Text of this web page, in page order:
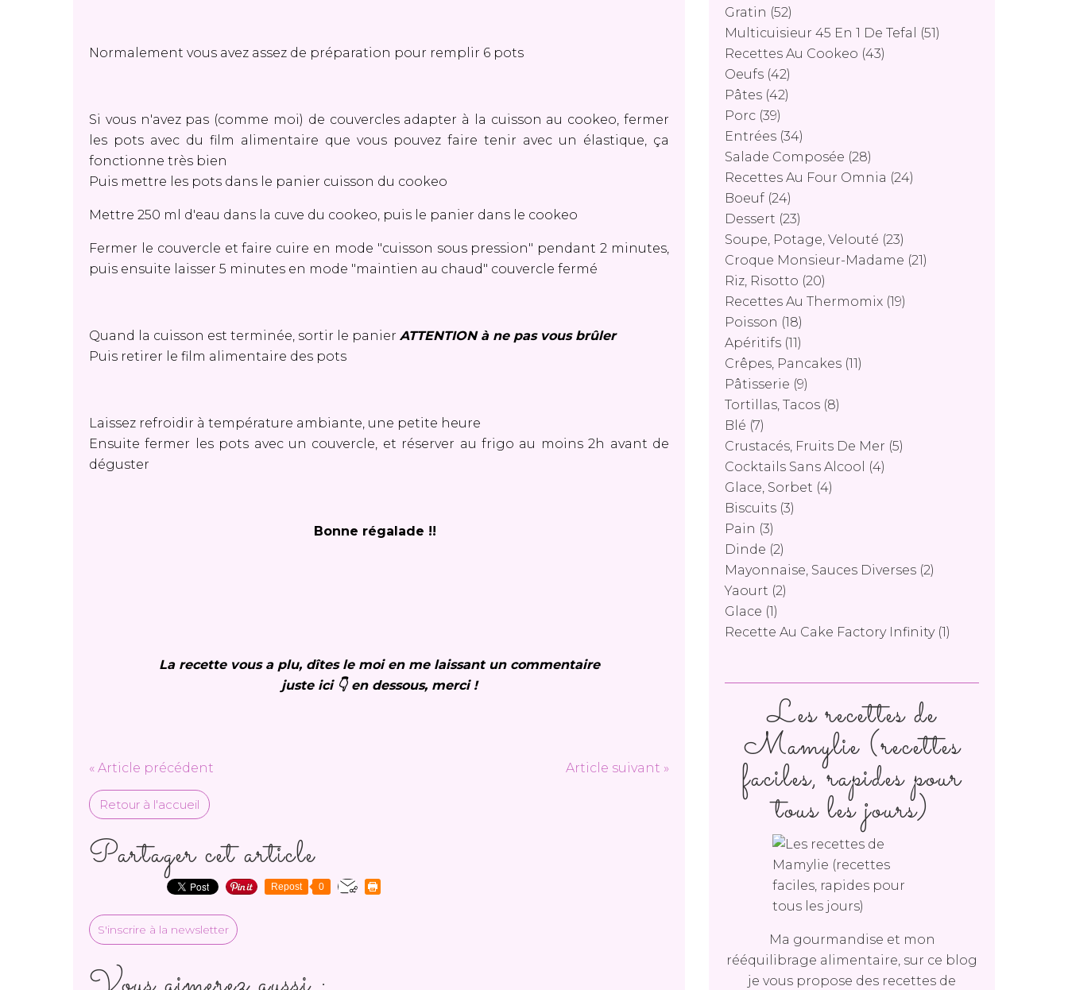
Normalement vous avez assez de préparation pour remplir 6 pots
Si vous n'avez pas (comme moi) de couvercles adapter à la cuisson au cookeo, fermer
les pots avec du film alimentaire que vous pouvez faire tenir avec un élastique, ça
fonctionne très bien
Puis mettre les pots dans le panier cuisson du cookeo
Mettre 250 ml d'eau dans la cuve du cookeo, puis le panier dans le cookeo
Fermer le couvercle et faire cuire en mode "cuisson sous pression" pendant 2 minutes,
puis ensuite laisser 5 minutes en mode "maintien au chaud" couvercle fermé
Quand la cuisson est terminée, sortir le panier ATTENTION à ne pas vous brûler
Puis retirer le film alimentaire des pots
Laissez refroidir à température ambiante, une petite heure
Ensuite fermer les pots avec un couvercle, et réserver au frigo au moins 2h avant de
déguster
Bonne régalade !!
La recette vous a plu, dîtes le moi en me laissant un commentaire
juste ici 👇 en dessous, merci !
« Article précédent Article suivant »
Retour à l'accueil
Partager cet article
Repost 0
S'inscrire à la newsletter
Gratin (52)
Multicuisieur 45 En 1 De Tefal
(51)
Recettes Au Cookeo (43)
Oeufs (42)
Pâtes (42)
Porc (39)
Entrées (34)
Salade Composée (28)
Recettes Au Four Omnia (24)
Boeuf (24)
Dessert (23)
Soupe, Potage, Velouté (23)
Croque Monsieur-Madame (21)
Riz, Risotto (20)
Recettes Au Thermomix (19)
Poisson (18)
Apéritifs (11)
Crêpes, Pancakes (11)
Pâtisserie (9)
Tortillas, Tacos (8)
Blé (7)
Crustacés, Fruits De Mer (5)
Cocktails Sans Alcool
(4)
Glace, Sorbet (4)
Biscuits (3)
Pain (3)
Dinde (2)
Mayonnaise, Sauces Diverses (2)
Yaourt (2)
Glace (1)
Recette Au Cake Factory Infinity(1)
Les recettes de
Mamylie (recettes
faciles, rapides pour
tous les jours)
Ma gourmandise et mon
rééquilibrage alimentaire, sur ce blog
je vous propose des recettes de